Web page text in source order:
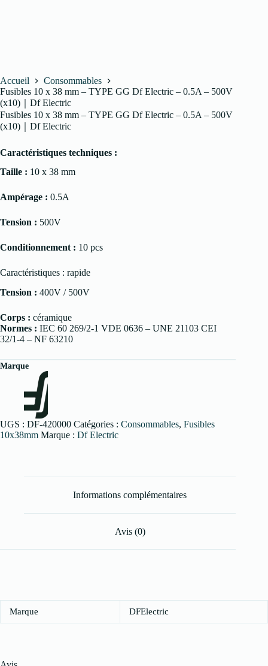
Accueil
Consommables
Fusibles 10 x 38 mm – TYPE GG Df Electric – 0.5A – 500V
(x10)｜Df Electric
Fusibles 10 x 38 mm – TYPE GG Df Electric – 0.5A – 500V
(x10)｜Df Electric
Caractéristiques techniques :
Taille : 10 x 38 mm
Ampérage : 0.5A
Tension : 500V
Conditionnement : 10 pcs
Caractéristiques : rapide
Tension : 400V / 500V
Corps : céramique
Normes : IEC 60 269/2-1 VDE 0636 – UNE 21103 CEI
32/1-4 – NF 63210
Marque
UGS : DF-420000 Catégories : Consommables, Fusibles
10x38mm Marque : Df Electric
Informations complémentaires
Avis (0)
Marque DFElectric